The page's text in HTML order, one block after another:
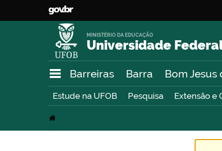
Universidade
MINISTÉRIO DA EDUCAÇÃO
Barreiras Barra Bom Jesus
Estude na UFOB Pesquisa Extensão e